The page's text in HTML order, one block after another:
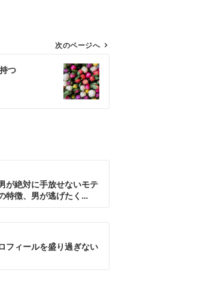
次のページへ
つ
が絶対に手放せないモテ
特徴、男が逃げたく…
フィールを盛り過ぎない